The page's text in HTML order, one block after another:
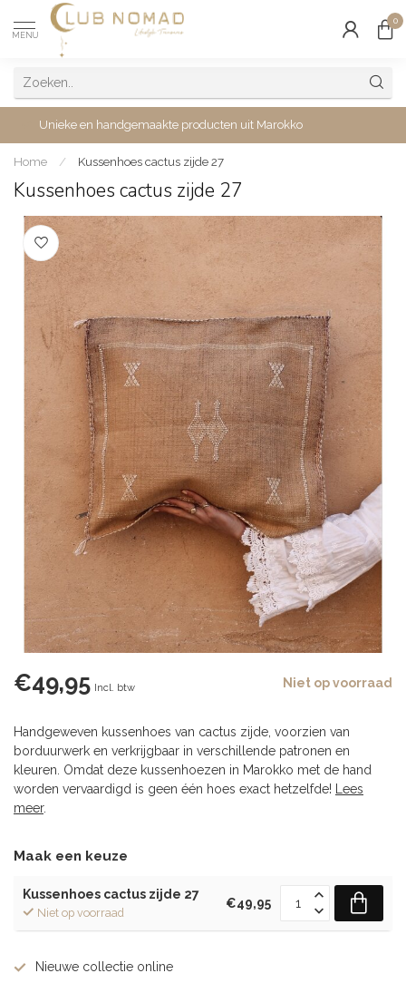
MENU
0
Unieke en handgemaakte producten uit Marokko
Home / Kussenhoes cactus zijde 27
Kussenhoes cactus zijde 27
€49,95 Incl. btw Niet op voorraad
Handgeweven kussenhoes van cactus zijde, voorzien van
borduurwerk en verkrijgbaar in verschillende patronen en
kleuren. Omdat deze kussenhoezen in Marokko met de hand
worden vervaardigd is geen één hoes exact hetzelfde! Lees
meer.
Maak een keuze
Kussenhoes cactus zijde 27
Niet op voorraad
€49,95
Nieuwe collectie online